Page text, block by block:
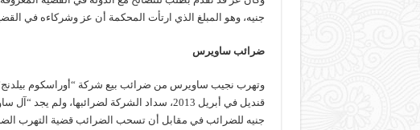
جنيه، وهو المبلغ الذي ارتأت المحكمة أن عز وشركاءه في
ضرائب ساويرس
وتهرب نجيب ساويرس من ضرائب بيع شركة “أوراسكوم
جنيه للضرائب في مقابل أن تسحب الضرائب قضية التهرب